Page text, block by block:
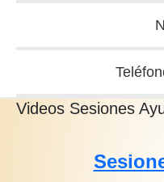
Videos Sesiones